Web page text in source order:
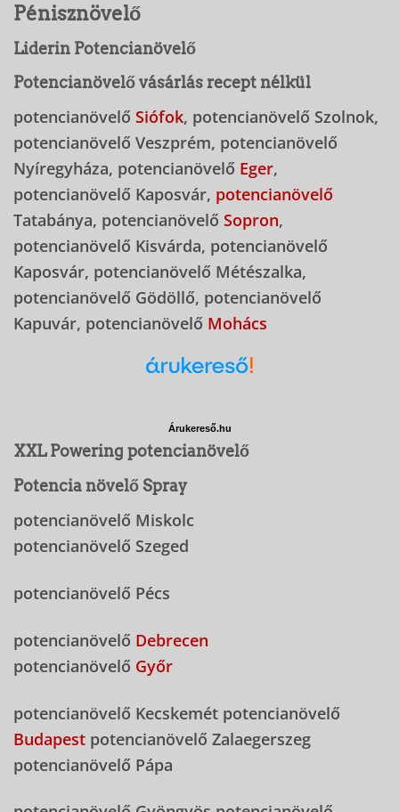
Pénisznövelő
Liderin Potencianövelő
Potencianövelő vásárlás recept nélkül
potencianövelő Siófok, potencianövelő Szolnok,
potencianövelő Veszprém, potencianövelő
Nyíregyháza, potencianövelő Eger,
potencianövelő Kaposvár, potencianövelő
Tatabánya, potencianövelő Sopron,
potencianövelő Kisvárda, potencianövelő
Kaposvár, potencianövelő Métészalka,
potencianövelő Gödöllő, potencianövelő
Kapuvár, potencianövelő Mohács
Árukereső.hu
XXL Powering potencianövelő
Potencia növelő Spray
potencianövelő Miskolc
potencianövelő Szeged
potencianövelő Pécs
potencianövelő Debrecen
potencianövelő Győr
potencianövelő Kecskemét potencianövelő
Budapest potencianövelő Zalaegerszeg
potencianövelő Pápa